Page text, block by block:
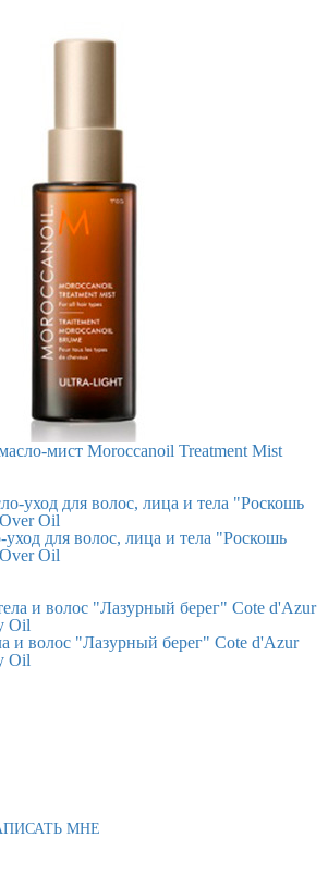
мист Moroccanoil Treatment Mist
для волос, лица и тела "Роскошь
Oil
и волос "Лазурный берег" Cote d'Azur
Oil
МНЕ